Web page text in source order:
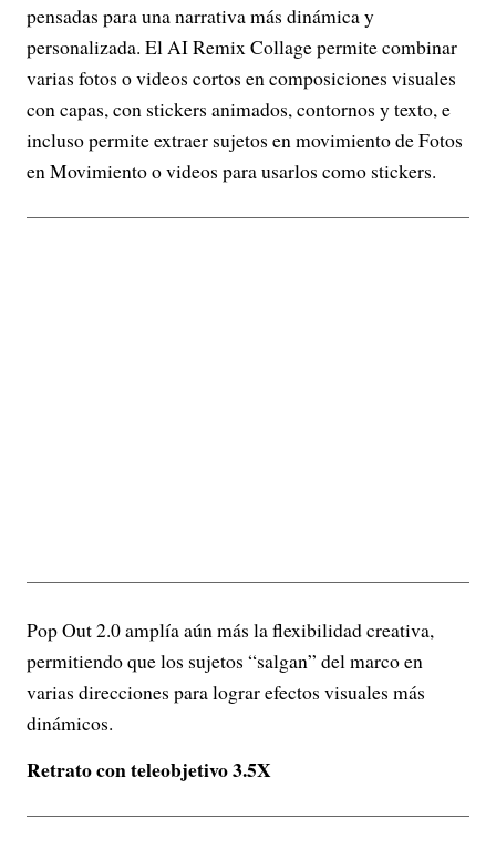
pensadas para una narrativa más dinámica y
personalizada. El AI Remix Collage permite combinar
varias fotos o videos cortos en composiciones visuales
con capas, con stickers animados, contornos y texto, e
incluso permite extraer sujetos en movimiento de Fotos
en Movimiento o videos para usarlos como stickers.
Pop Out 2.0 amplía aún más la flexibilidad creativa,
permitiendo que los sujetos “salgan” del marco en
varias direcciones para lograr efectos visuales más
dinámicos.
Retrato con teleobjetivo 3.5X